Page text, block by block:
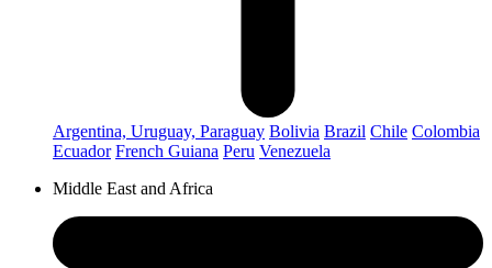
Argentina, Uruguay, Paraguay Bolivia Brazil Chile Colombia
Ecuador French Guiana Peru Venezuela
Middle East and Africa